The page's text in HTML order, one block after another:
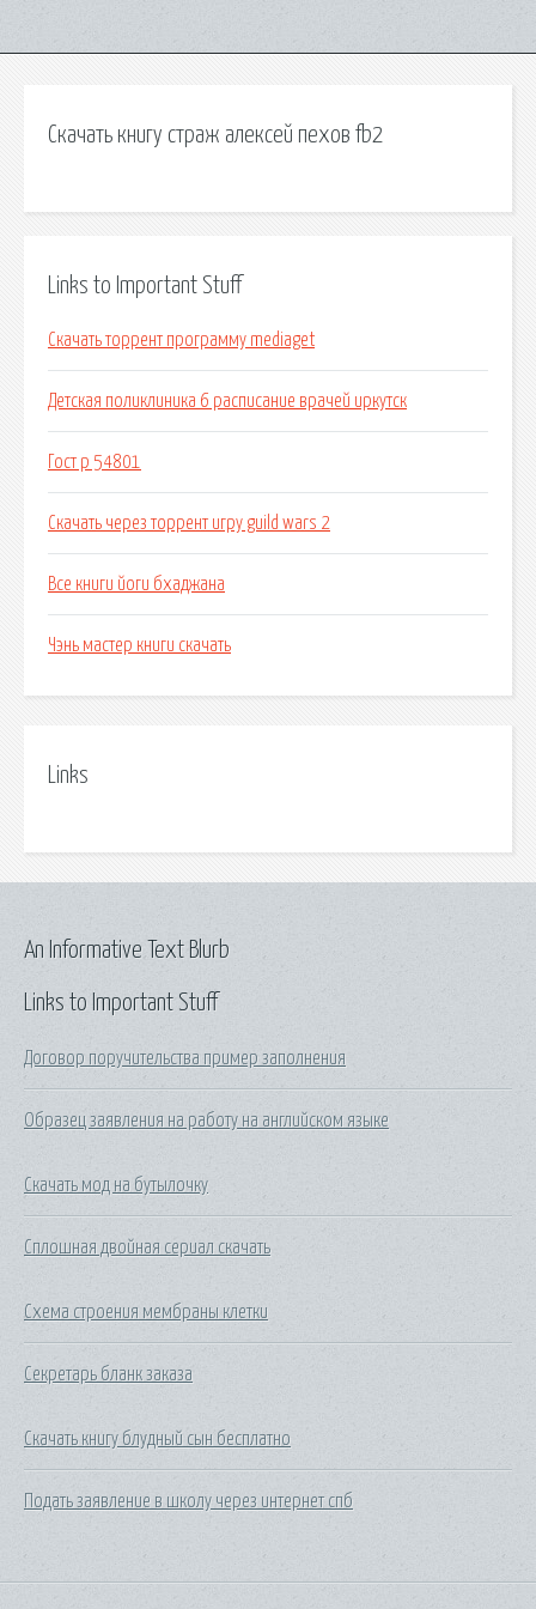
Скачать книгу страж алексей пехов fb2
Links to Important Stuff
Скачать торрент программу mediaget
Детская поликлиника 6 расписание врачей иркутск
Гост р 54801
Скачать через торрент игру guild wars 2
Все книги йоги бхаджана
Чэнь мастер книги скачать
Links
Links to Important Stuff
Договор поручительства пример заполнения
Образец заявления на работу на английском языке
Скачать мод на бутылочку
Сплошная двойная сериал скачать
Схема строения мембраны клетки
Секретарь бланк заказа
Скачать книгу блудный сын бесплатно
Подать заявление в школу через интернет спб
An Informative Text Blurb